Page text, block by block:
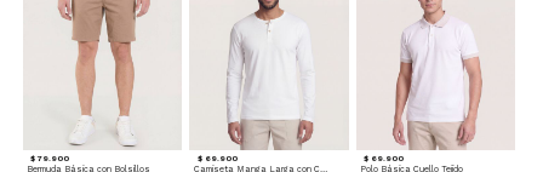
$ 79.900
Bermuda Básica con Bolsillos
$ 69.900 $ 69.900
Polo Básica Cuello Tejido